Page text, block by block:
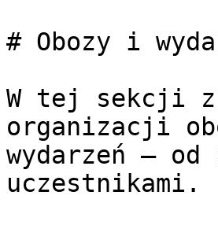
# Obozy i
W tej sekcji
organizacji
wydarzeń —
uczestnikami.